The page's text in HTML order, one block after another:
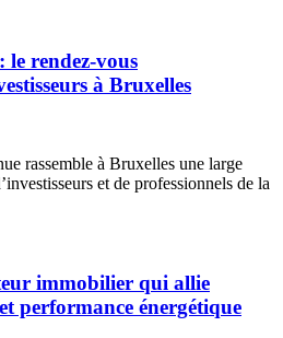
le rendez-vous
à Bruxelles
rassemble à Bruxelles une large
et de professionnels de la
immobilier qui allie
performance énergétique